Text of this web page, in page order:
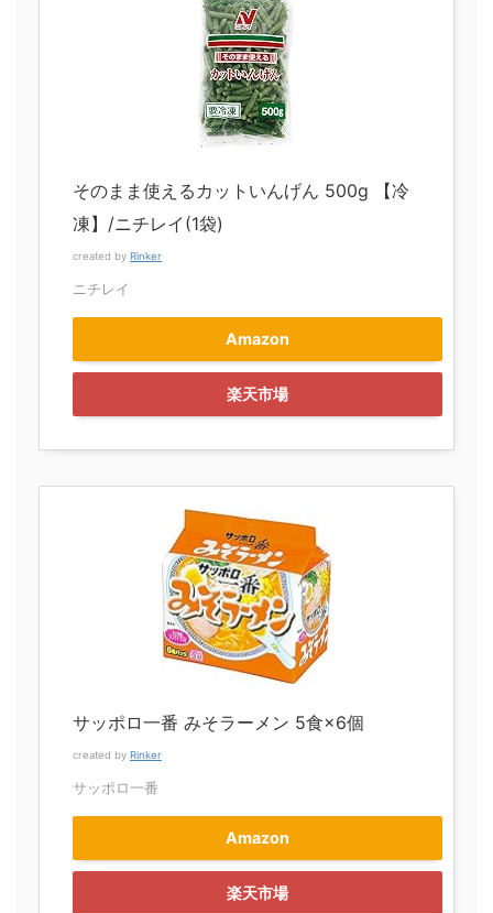
そのまま使えるカットいんげん 500g 【冷
凍】/ニチレイ(1袋)
created by Rinker
ニチレイ
Amazon
楽天市場
サッポロ一番 みそラーメン 5食×6個
created by Rinker
サッポロ一番
Amazon
楽天市場